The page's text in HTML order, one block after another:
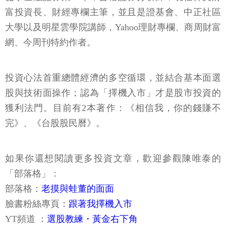
富投資長、財經專欄主筆，並且是證基會、中正社區
大學以及明星雲學院講師，Yahoo理財專欄、商周財富
網、今周刊特約作者。
投資心法首重總體經濟的多空循環，並結合基本面選
股與技術面操作；認為「擇機入市」才是股市投資的
獲利法門。目前有2本著作：《相信我，你的錢賺不
完》、《台股股民曆》。
如果你還想閱讀更多投資文章，歡迎參觀陳唯泰的
「部落格」：
部落格： 老摸與蛙董的面面
臉書粉絲專頁： 跟著我擇機入市
YT頻道 ： 選股教練・黃金右下角